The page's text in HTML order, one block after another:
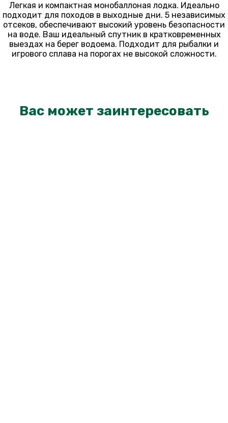
Легкая и компактная монобаллоная лодка. Идеально
подходит для походов в выходные дни. 5 независимых
отсеков, обеспечивают высокий уровень безопасности
на воде. Ваш идеальный спутник в кратковременных
выездах на берег водоема. Подходит для рыбалки и
игрового сплава на порогах не высокой сложности.
Вас может заинтересовать